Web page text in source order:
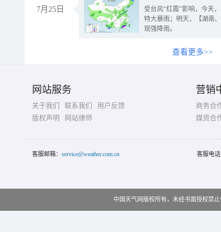
7月25日
受台风“红霞”影响，今天
特大暴雨；明天，【湖南
现强降雨。
查看更多>>
网站服务
关于我们 联系我们
用户反馈
版权声明
网站律师
营销
商务合
媒资合
客服邮箱： service@weather.com.cn 客服电
中国天气网版权所有，未经书面授权